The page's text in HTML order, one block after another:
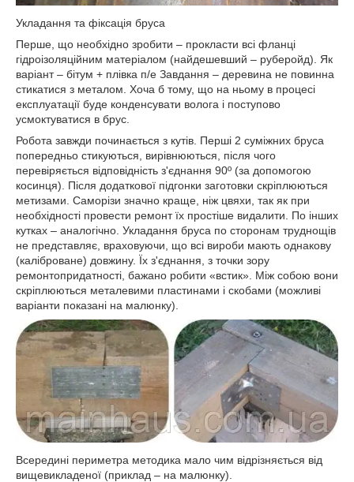
Укладання та фіксація бруса
Перше, що необхідно зробити – прокласти всі фланці
гідроізоляційним матеріалом (найдешевший – руберойд). Як
варіант – бітум + плівка п/е Завдання – деревина не повинна
стикатися з металом. Хоча б тому, що на ньому в процесі
експлуатації буде конденсувати волога і поступово
усмоктуватися в брус.
Робота завжди починається з кутів. Перші 2 суміжних бруса
попередньо стикуються, вирівнюються, після чого
перевіряється відповідність з'єднання 90º (за допомогою
косинця). Після додаткової підгонки заготовки скріплюються
метизами. Саморізи значно краще, ніж цвяхи, так як при
необхідності провести ремонт їх простіше видалити. По інших
кутках – аналогічно. Укладання бруса по сторонам труднощів
не представляє, враховуючи, що всі вироби мають однакову
(каліброване) довжину. Їх з'єднання, з точки зору
ремонтопридатності, бажано робити «встик». Між собою вони
скріплюються металевими пластинами і скобами (можливі
варіанти показані на малюнку).
Всередині периметра методика мало чим відрізняється від
вищевикладеної (приклад – на малюнку).